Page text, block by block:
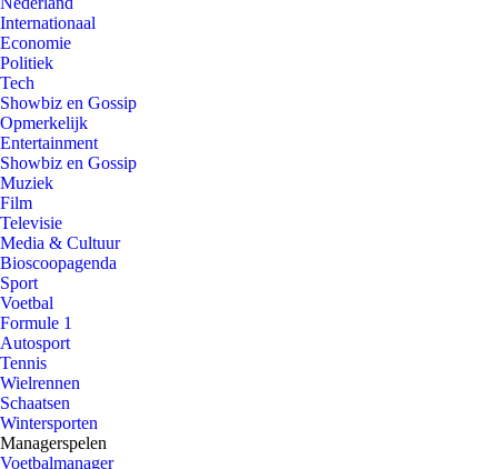
Internationaal
Economie
Politiek
Tech
Showbiz en Gossip
Opmerkelijk
Entertainment
Showbiz en Gossip
Muziek
Film
Televisie
Media & Cultuur
Bioscoopagenda
Sport
Voetbal
Formule 1
Autosport
Tennis
Wielrennen
Schaatsen
Wintersporten
Managerspelen
Voetbalmanager